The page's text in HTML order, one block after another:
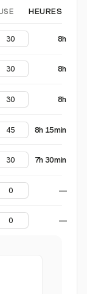
HEURES
8h
8h
8h
8h 15min
7h 30min
—
—